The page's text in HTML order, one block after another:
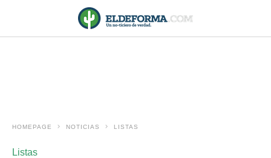
HOMEPAGE NOTICIAS LISTAS
Listas